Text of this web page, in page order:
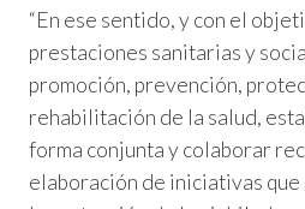
“En ese sentido, y con el
prestaciones sanitarias y
promoción, prevención,
rehabilitación de la salud,
forma conjunta y colaborar
elaboración de iniciativas